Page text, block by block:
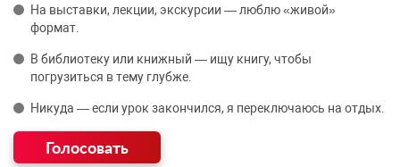
На выставки, лекции, экскурсии — люблю «живой»
формат.
В библиотеку или книжный — ищу книгу, чтобы
погрузиться в тему глубже.
Никуда — если урок закончился, я переключаюсь на отдых.